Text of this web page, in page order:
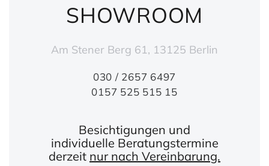
SHOWROOM
Am Stener Berg 61, 13125 Berlin
030 / 2657 6497
0157 525 515 15
Besichtigungen und
individuelle Beratungstermine
derzeit nur nach Vereinbarung.